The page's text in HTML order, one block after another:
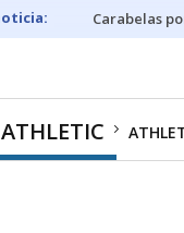
Carabelas
ATHLETIC